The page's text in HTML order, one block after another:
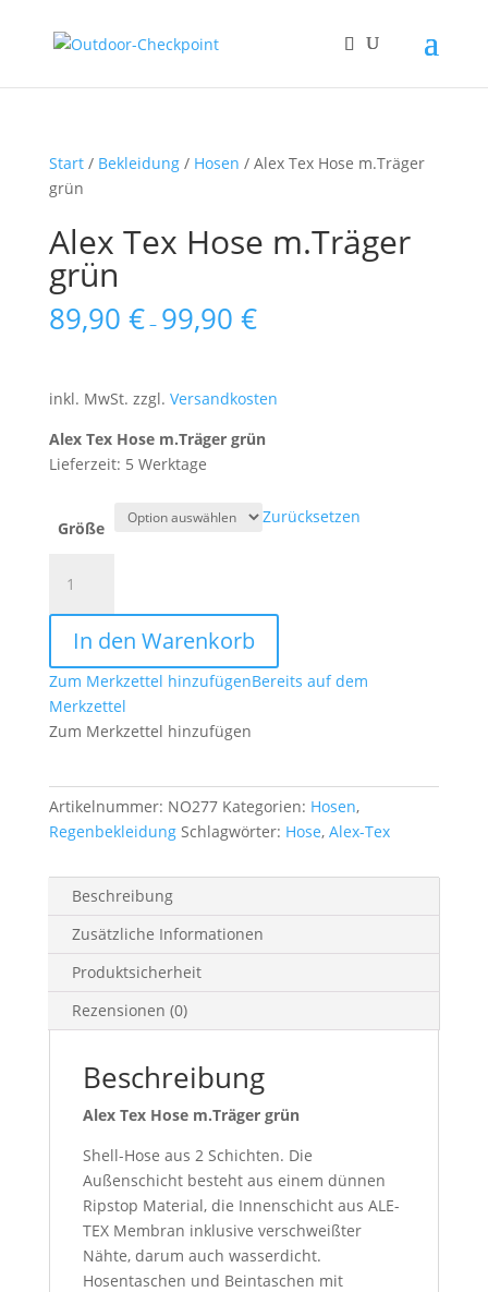
Start/ Bekleidung/ Hosen / Alex Tex Hose m.Träger
grün
Alex Tex Hose m.Träger
grün
89,90 €– 99,90 €
inkl. MwSt. zzgl. Versandkosten
Alex Tex Hose m.Träger grün
Lieferzeit: 5 Werktage
Größe
Zurücksetzen
Tex
Hose
m.Träger
grün
Menge
In den Warenkorb
Zum Merkzettel hinzufügenBereits auf dem
Merkzettel
Zum Merkzettel hinzufügen
Artikelnummer: NO277 Kategorien: Hosen,
Regenbekleidung Schlagwörter: Hose, Alex-Tex
Beschreibung
Zusätzliche Informationen
Produktsicherheit
Rezensionen (0)
Beschreibung
Alex Tex Hose m.Träger grün
Shell-Hose aus 2 Schichten. Die
Außenschicht besteht aus einem dünnen
Ripstop Material, die Innenschicht aus ALE-
TEX Membran inklusive verschweißter
Nähte, darum auch wasserdicht.
Hosentaschen und Beintaschen mit